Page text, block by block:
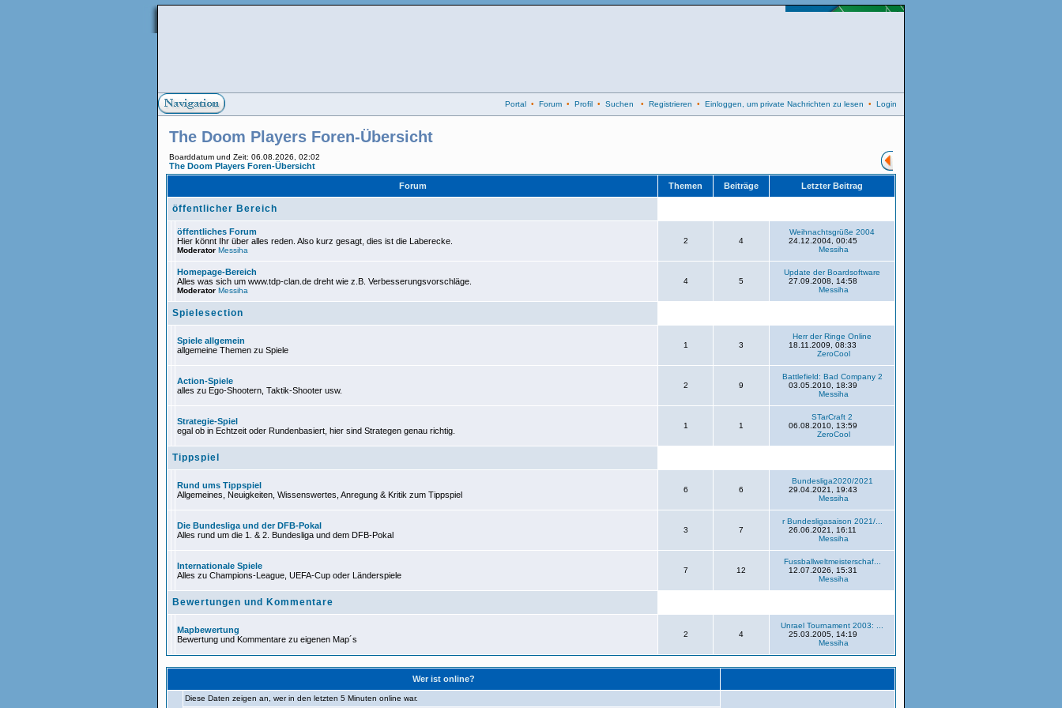
Portal • Forum • Profil • Suchen • Registrieren • Einloggen, um private Nachrichten zu lesen • Login
The Doom Players Foren-Übersicht
Boarddatum und Zeit: 06.08.2026, 02:02
The Doom Players Foren-Übersicht
Forum Themen Beiträge Letzter Beitrag
öffentlicher Bereich
öffentliches Forum
Hier könnt Ihr über alles reden. Also kurz gesagt, dies ist die Laberecke.
Moderator Messiha
2 4
Weihnachtsgrüße 2004
24.12.2004, 00:45
Messiha
Homepage-Bereich
Alles was sich um www.tdp-clan.de dreht wie z.B. Verbesserungsvorschläge.
Moderator Messiha
4 5
Update der Boardsoftware
27.09.2008, 14:58
Messiha
Spielesection
Spiele allgemein
allgemeine Themen zu Spiele
1 3
Herr der Ringe Online
18.11.2009, 08:33
ZeroCool
Action-Spiele
alles zu Ego-Shootern, Taktik-Shooter usw.
2 9
Battlefield: Bad Company 2
03.05.2010, 18:39
Messiha
Strategie-Spiel
egal ob in Echtzeit oder Rundenbasiert, hier sind Strategen genau richtig.
1 1
STarCraft 2
06.08.2010, 13:59
ZeroCool
Tippspiel
Rund ums Tippspiel
Allgemeines, Neuigkeiten, Wissenswertes, Anregung & Kritik zum Tippspiel
6 6
Bundesliga2020/2021
29.04.2021, 19:43
Messiha
Die Bundesliga und der DFB-Pokal
Alles rund um die 1. & 2. Bundesliga und dem DFB-Pokal
3 7
r Bundesligasaison 2021/...
26.06.2021, 16:11
Messiha
Internationale Spiele
Alles zu Champions-League, UEFA-Cup oder Länderspiele
7 12
Fussballweltmeisterschaf...
12.07.2026, 15:31
Messiha
Bewertungen und Kommentare
Mapbewertung
Bewertung und Kommentare zu eigenen Map´s
2 4
Unrael Tournament 2003: ...
25.03.2005, 14:19
Messiha
Wer ist online?
Diese Daten zeigen an, wer in den letzten 5 Minuten online war.